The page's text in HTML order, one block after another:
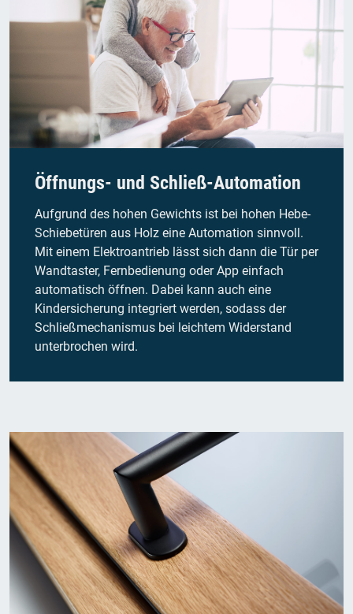
Öffnungs- und Schließ-Automation
Aufgrund des hohen Gewichts ist bei hohen Hebe-
Schiebetüren aus Holz eine Automation sinnvoll.
Mit einem Elektroantrieb lässt sich dann die Tür per
Wandtaster, Fernbedienung oder App einfach
automatisch öffnen. Dabei kann auch eine
Kindersicherung integriert werden, sodass der
Schließmechanismus bei leichtem Widerstand
unterbrochen wird.